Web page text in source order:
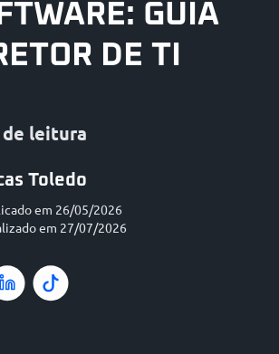
GUIA
DE TI
leitura
Toledo
em 26/05/2026
em 27/07/2026